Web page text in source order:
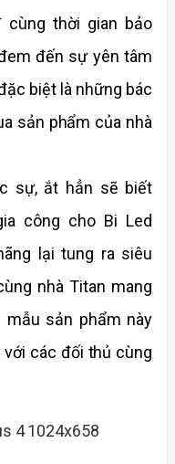
cùng thời gian bảo
đến sự yên tâm
biệt là những bác
sản phẩm của nhà
sự, ắt hẳn sẽ biết
công cho Bi Led
lại tung ra siêu
nhà Titan mang
mẫu sản phẩm này
các đối thủ cùng